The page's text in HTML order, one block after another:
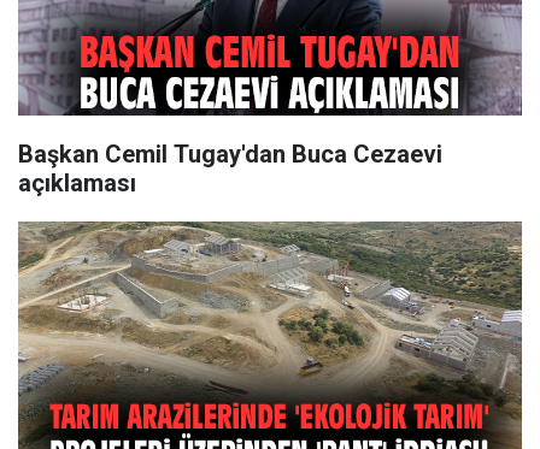
Başkan Cemil Tugay'dan Buca Cezaevi
açıklaması